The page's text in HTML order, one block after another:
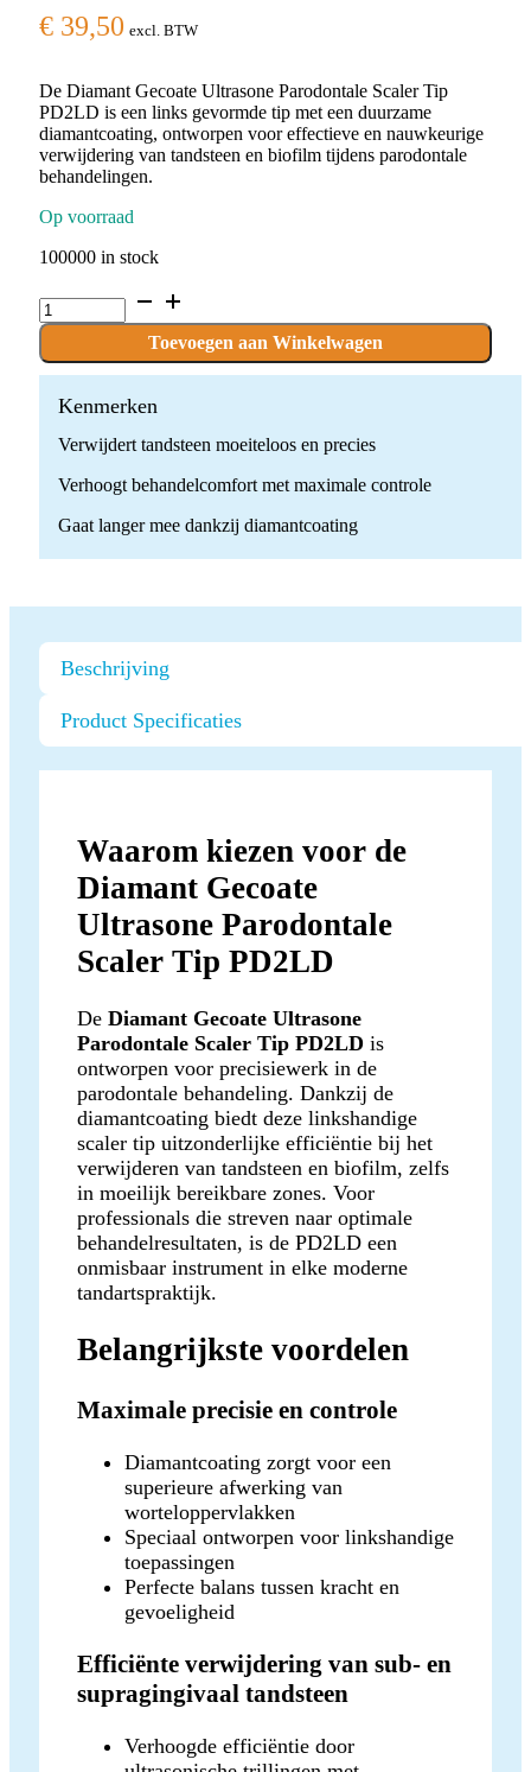
€ 39,50 excl. BTW
De Diamant Gecoate Ultrasone Parodontale Scaler Tip
PD2LD is een links gevormde tip met een duurzame
diamantcoating, ontworpen voor effectieve en nauwkeurige
verwijdering van tandsteen en biofilm tijdens parodontale
behandelingen.
Op voorraad
100000 in stock
Diamant
Gecoate
Parodontale
Scaler
Tip
Toevoegen aan Winkelwagen
Kenmerken
Verwijdert tandsteen moeiteloos en precies
Verhoogt behandelcomfort met maximale controle
Gaat langer mee dankzij diamantcoating
Beschrijving
Product Specificaties
Waarom kiezen voor de
Diamant Gecoate
Ultrasone Parodontale
Scaler Tip PD2LD
De Diamant Gecoate Ultrasone
Parodontale Scaler Tip PD2LD is
ontworpen voor precisiewerk in de
parodontale behandeling. Dankzij de
diamantcoating biedt deze linkshandige
scaler tip uitzonderlijke efficiëntie bij het
verwijderen van tandsteen en biofilm, zelfs
in moeilijk bereikbare zones. Voor
professionals die streven naar optimale
behandelresultaten, is de PD2LD een
onmisbaar instrument in elke moderne
tandartspraktijk.
Belangrijkste voordelen
Maximale precisie en controle
Diamantcoating zorgt voor een
superieure afwerking van
worteloppervlakken
Speciaal ontworpen voor linkshandige
toepassingen
Perfecte balans tussen kracht en
gevoeligheid
Efficiënte verwijdering van sub- en
supragingivaal tandsteen
Verhoogde efficiëntie door